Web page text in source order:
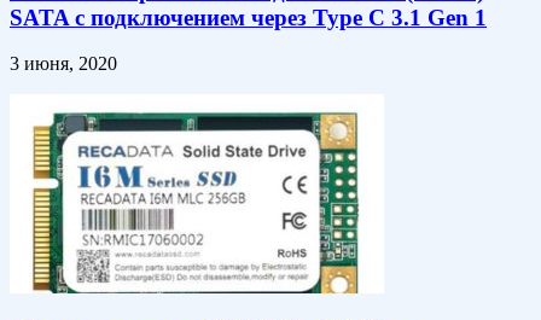
SATA с подключением через Type C 3.1 Gen 1
3 июня, 2020